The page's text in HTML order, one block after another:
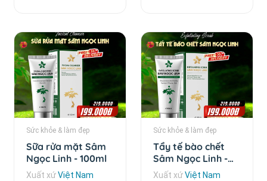
Sức khỏe & làm đẹp
Sữa rửa mặt Sâm
Ngọc Linh - 100ml
Xuất xứViệt Nam
Sức khỏe & làm đẹp
Tẩy tế bào chết
Sâm Ngọc Linh -
100ml
Xuất xứViệt Nam